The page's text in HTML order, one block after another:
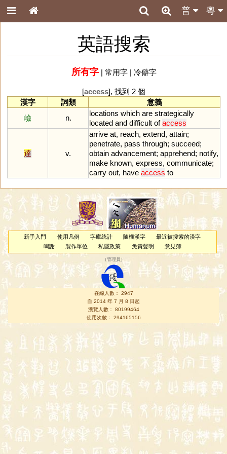
粵
普
英語搜索
所有字| 常用字| 冷僻字
[access], 找到 2 個
漢字
詞類
意義
嶮
n.
locations which are strategically
located and difficult of access
達 v.
arrive at, reach, extend, attain;
penetrate, pass through; succeed;
obtain advancement; apprehend; notify,
make known, express, communicate;
carry out, have access to
新手入門 使用凡例 字庫統計 隨機漢字
最近被搜索的漢字
鳴謝
製作單位 私隱政策 免責聲明 意見簿
（管理員 ）
在線人數： 2947
自 2014 年 7 月 8 日起
瀏覽人數： 80199464
使用次數： 294165156